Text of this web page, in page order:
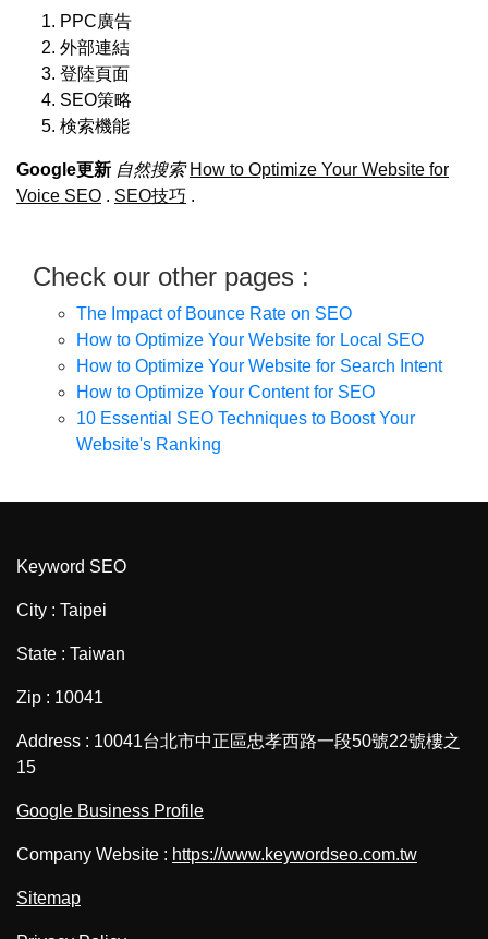
PPC廣告
外部連結
登陸頁面
SEO策略
検索機能
Google更新 自然搜索 How to Optimize Your Website for
Voice SEO . SEO技巧 .
Check our other pages :
The Impact of Bounce Rate on SEO
How to Optimize Your Website for Local SEO
How to Optimize Your Website for Search Intent
How to Optimize Your Content for SEO
10 Essential SEO Techniques to Boost Your
Website's Ranking
Keyword SEO
City : Taipei
State : Taiwan
Zip : 10041
Address : 10041台北市中正區忠孝西路一段50號22號樓之
15
Google Business Profile
Company Website : https://www.keywordseo.com.tw
Sitemap